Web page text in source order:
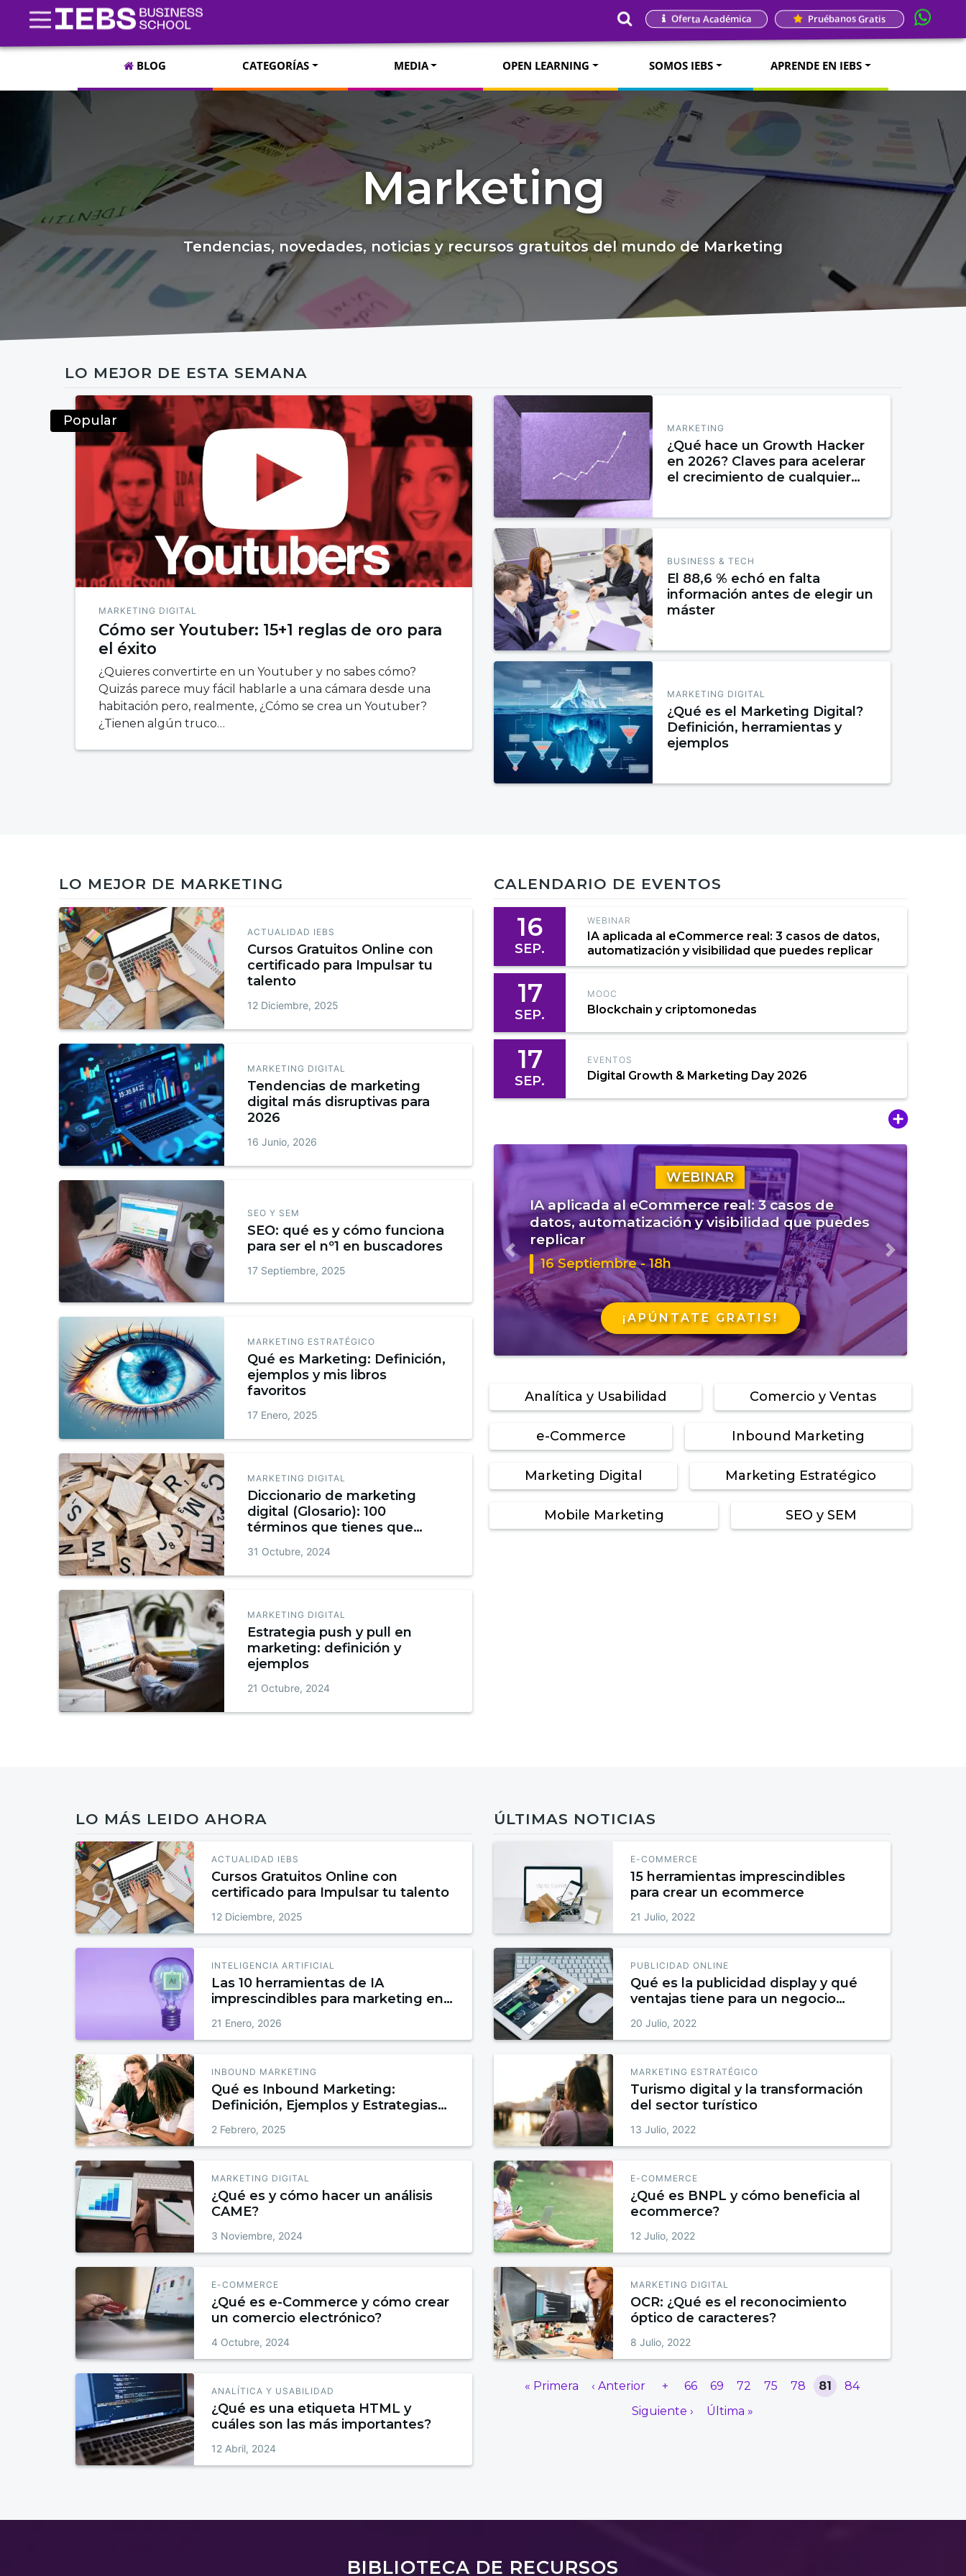
Oferta Académica Pruébanos Gratis
BLOG CATEGORÍAS MEDIA OPEN LEARNING SOMOS IEBS APRENDE EN IEBS
Marketing
Tendencias, novedades, noticias y recursos gratuitos del mundo de Marketing
LO MEJOR DE ESTA SEMANA
Popular
MARKETING DIGITAL
Cómo ser Youtuber: 15+1 reglas de oro para
el éxito
¿Quieres convertirte en un Youtuber y no sabes cómo?
Quizás parece muy fácil hablarle a una cámara desde una
habitación pero, realmente, ¿Cómo se crea un Youtuber?
¿Tienen algún truco…
MARKETING
¿Qué hace un Growth Hacker
en 2026? Claves para acelerar
el crecimiento de cualquier
BUSINESS & TECH
El 88,6 % echó en falta
información antes de elegir un
máster
MARKETING DIGITAL
¿Qué es el Marketing Digital?
Definición, herramientas y
ejemplos
LO MEJOR DE MARKETING
ACTUALIDAD IEBS
Cursos Gratuitos Online con
certificado para Impulsar tu
talento
12 Diciembre, 2025
MARKETING DIGITAL
Tendencias de marketing
digital más disruptivas para
2026
16 Junio, 2026
SEO Y SEM
SEO: qué es y cómo funciona
para ser el nº1 en buscadores
17 Septiembre, 2025
MARKETING ESTRATÉGICO
Qué es Marketing: Definición,
ejemplos y mis libros
favoritos
17 Enero, 2025
MARKETING DIGITAL
Diccionario de marketing
digital (Glosario): 100
términos que tienes que
31 Octubre, 2024
MARKETING DIGITAL
Estrategia push y pull en
marketing: definición y
ejemplos
21 Octubre, 2024
CALENDARIO DE EVENTOS
16
SEP.
WEBINAR
IA aplicada al eCommerce real: 3 casos de datos,
automatización y visibilidad que puedes replicar
17
SEP.
MOOC
Blockchain y criptomonedas
17
SEP.
EVENTOS
Digital Growth & Marketing Day 2026
WEBINAR
IA aplicada al eCommerce real: 3 casos de
datos, automatización y visibilidad que puedes
replicar
16 Septiembre - 18h
¡APÚNTATE GRATIS!
Anterior Siguiente
Analítica y Usabilidad Comercio y Ventas
e-Commerce Inbound Marketing
Marketing Digital Marketing Estratégico
Mobile Marketing SEO y SEM
LO MÁS LEIDO AHORA
ACTUALIDAD IEBS
Cursos Gratuitos Online con
certificado para Impulsar tu talento
12 Diciembre, 2025
INTELIGENCIA ARTIFICIAL
Las 10 herramientas de IA
imprescindibles para marketing en
21 Enero, 2026
INBOUND MARKETING
Qué es Inbound Marketing:
Definición, Ejemplos y Estrategias
2 Febrero, 2025
MARKETING DIGITAL
¿Qué es y cómo hacer un análisis
CAME?
3 Noviembre, 2024
E-COMMERCE
¿Qué es e-Commerce y cómo crear
un comercio electrónico?
4 Octubre, 2024
ANALÍTICA Y USABILIDAD
¿Qué es una etiqueta HTML y
cuáles son las más importantes?
12 Abril, 2024
ÚLTIMAS NOTICIAS
E-COMMERCE
15 herramientas imprescindibles
para crear un ecommerce
21 Julio, 2022
PUBLICIDAD ONLINE
Qué es la publicidad display y qué
ventajas tiene para un negocio
20 Julio, 2022
MARKETING ESTRATÉGICO
Turismo digital y la transformación
del sector turístico
13 Julio, 2022
E-COMMERCE
¿Qué es BNPL y cómo beneficia al
ecommerce?
12 Julio, 2022
MARKETING DIGITAL
OCR: ¿Qué es el reconocimiento
óptico de caracteres?
8 Julio, 2022
« Primera ‹ Anterior + 66 69 72 75 78 81
84
Siguiente ›
Última »
BIBLIOTECA DE RECURSOS